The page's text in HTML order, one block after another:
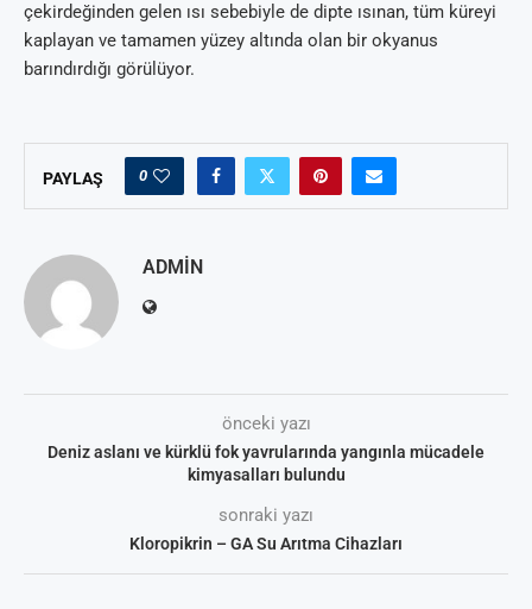
çekirdeğinden gelen ısı sebebiyle de dipte ısınan, tüm küreyi
kaplayan ve tamamen yüzey altında olan bir okyanus
barındırdığı görülüyor.
PAYLAŞ 0
ADMIN
önceki yazı
Deniz aslanı ve kürklü fok yavrularında yangınla mücadele
kimyasalları bulundu
sonraki yazı
Kloropikrin – GA Su Arıtma Cihazları